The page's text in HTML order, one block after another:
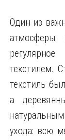
Один из
текстилем.
текстиль
а
ухода: всю